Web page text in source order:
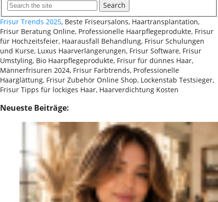
Search
Frisur Trends 2025, Beste Friseursalons, Haartransplantation,
Frisur Beratung Online, Professionelle Haarpflegeprodukte, Frisur
für Hochzeitsfeier, Haarausfall Behandlung, Frisur Schulungen
und Kurse, Luxus Haarverlängerungen, Frisur Software, Frisur
Umstyling, Bio Haarpflegeprodukte, Frisur für dünnes Haar,
Männerfrisuren 2024, Frisur Farbtrends, Professionelle
Haarglättung, Frisur Zubehör Online Shop, Lockenstab Testsieger,
Frisur Tipps für lockiges Haar, Haarverdichtung Kosten
Neueste Beiträge: